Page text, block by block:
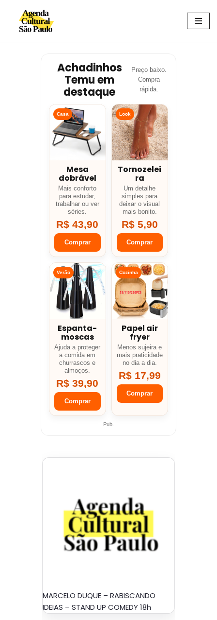
Avançar
Achadinhos
Temu em
destaque
Preço baixo.
Compra
rápida.
Casa
Mesa
dobrável
Mais conforto
para estudar,
trabalhar ou ver
séries.
R$ 43,90
Comprar
Look
Tornozelei
ra
Um detalhe
simples para
deixar o visual
mais bonito.
R$ 5,90
Comprar
Verão
Espanta-
moscas
Ajuda a proteger
a comida em
churrascos e
almoços.
R$ 39,90
Comprar
Cozinha
Papel air
fryer
Menos sujeira e
mais praticidade
no dia a dia.
R$ 17,99
Comprar
Pub.
MARCELO DUQUE – RABISCANDO
IDEIAS – STAND UP COMEDY 18h